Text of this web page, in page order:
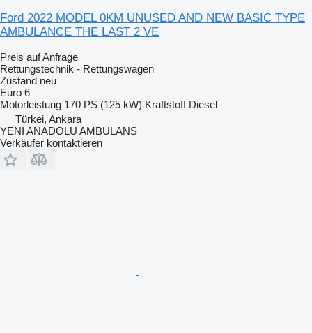
Ford 2022 MODEL 0KM UNUSED AND NEW BASIC TYPE
AMBULANCE THE LAST 2 VE
Preis auf Anfrage
Rettungstechnik - Rettungswagen
Zustand neu
Euro 6
Motorleistung 170 PS (125 kW) Kraftstoff Diesel
Türkei, Ankara
YENİ ANADOLU AMBULANS
Verkäufer kontaktieren